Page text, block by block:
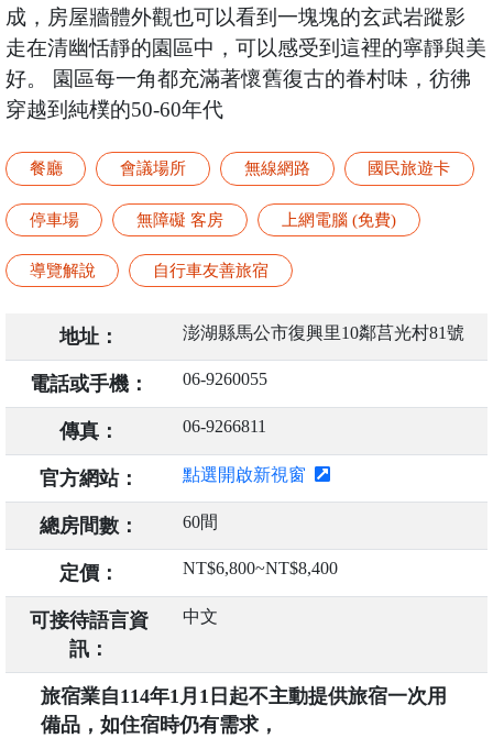
成，房屋牆體外觀也可以看到一塊塊的玄武岩蹤影
走在清幽恬靜的園區中，可以感受到這裡的寧靜與美
好。 園區每一角都充滿著懷舊復古的眷村味，彷彿
穿越到純樸的50-60年代
餐廳 會議場所 無線網路 國民旅遊卡
停車場 無障礙 客房 上網電腦 (免費)
導覽解說 自行車友善旅宿
地址： 澎湖縣馬公市復興里10鄰莒光村81號
電話或手機： 06-9260055
傳真： 06-9266811
官方網站： 點選開啟新視窗
總房間數： 60間
定價： NT$6,800~NT$8,400
可接待語言資
訊：
中文
旅宿業自114年1月1日起不主動提供旅宿一次用
備品，如住宿時仍有需求，